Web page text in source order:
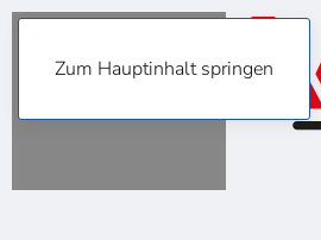
Zum Hauptinhalt springen